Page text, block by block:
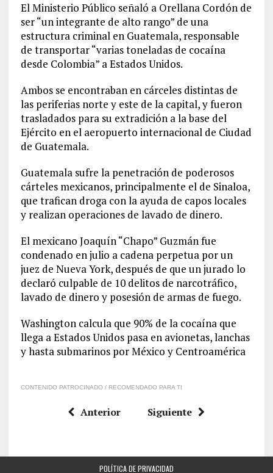
El Ministerio Público señaló a Orellana Cordón de
ser “un integrante de alto rango” de una
estructura criminal en Guatemala, responsable
de transportar “varias toneladas de cocaína
desde Colombia” a Estados Unidos.
Ambos se encontraban en cárceles distintas de
las periferias norte y este de la capital, y fueron
trasladados para su extradición a la base del
Ejército en el aeropuerto internacional de Ciudad
de Guatemala.
Guatemala sufre la penetración de poderosos
cárteles mexicanos, principalmente el de Sinaloa,
que trafican droga con la ayuda de capos locales
y realizan operaciones de lavado de dinero.
El mexicano Joaquín “Chapo” Guzmán fue
condenado en julio a cadena perpetua por un
juez de Nueva York, después de que un jurado lo
declaró culpable de 10 delitos de narcotráfico,
lavado de dinero y posesión de armas de fuego.
Washington calcula que 90% de la cocaína que
llega a Estados Unidos pasa en avionetas, lanchas
y hasta submarinos por México y Centroamérica
CONTENIDO PATROCINADO / RECOMENDADO PARA TI
Anterior Siguiente
POLÍTICA DE PRIVACIDAD